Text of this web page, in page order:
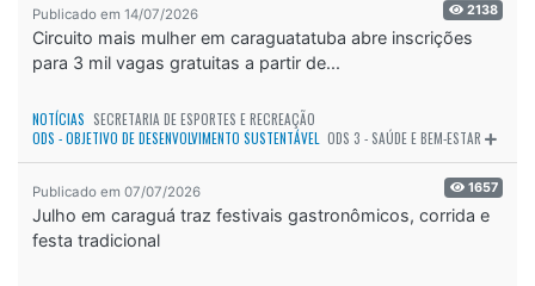
Publicado em 14/07/2026 2138
Circuito mais mulher em caraguatatuba abre inscrições
para 3 mil vagas gratuitas a partir de...
NOTÍCIAS SECRETARIA DE ESPORTES E RECREAÇÃO
ODS - OBJETIVO DE DESENVOLVIMENTO SUSTENTÁVEL ODS 3 - SAÚDE E BEM-ESTAR
Publicado em 07/07/2026 1657
Julho em caraguá traz festivais gastronômicos, corrida e
festa tradicional